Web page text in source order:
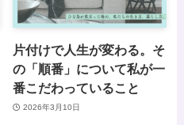
片付けで人生が変わる。そ
の「順番」について私が一
番こだわっていること
2026年3月10日